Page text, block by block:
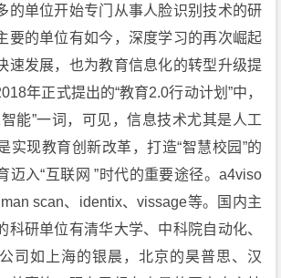
的单位开始专门从事人脸识别技术的研
要的单位有如今，深度学习的再次崛起
速发展，也为教育信息化的转型升级提
年正式提出的“教育2.0行动计划”中，
能”一词，可见，信息技术尤其是人工
实现教育创新改革，打造“智慧校园”的
迈入“互联网 ”时代的重要途径。a4viso
scan、identix、vissage等。国内主
科研单位有清华大学、中科院自动化、
司如上海的银晨，北京的昊普思、汉